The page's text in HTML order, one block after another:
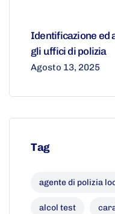
Identificazione ed
gli uffici di polizia
Agosto 13, 2025
Tag
agente di polizia
alcol test